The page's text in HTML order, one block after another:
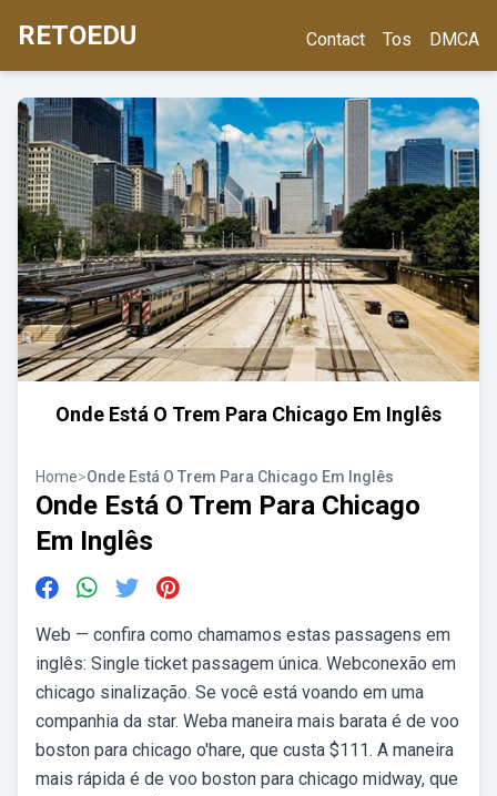
RETOEDU Contact Tos DMCA
Onde Está O Trem Para Chicago Em Inglês
Home>Onde Está O Trem Para Chicago Em Inglês
Onde Está O Trem Para Chicago
Em Inglês
Web — confira como chamamos estas passagens em
inglês: Single ticket passagem única. Webconexão em
chicago sinalização. Se você está voando em uma
companhia da star. Weba maneira mais barata é de voo
boston para chicago o'hare, que custa $111. A maneira
mais rápida é de voo boston para chicago midway, que